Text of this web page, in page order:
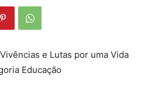
e Lutas por uma Vida
Educação